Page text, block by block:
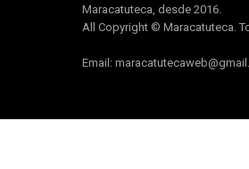
Maracatuteca, desde 2016.
All Copyright © Maracatuteca.
Email: